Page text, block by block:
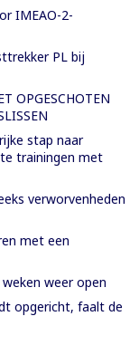
IMEAO-2-
PL bij
OPGESCHOTEN
stap naar
trainingen met
verworvenheden
met een
weer open
opgericht, faalt de